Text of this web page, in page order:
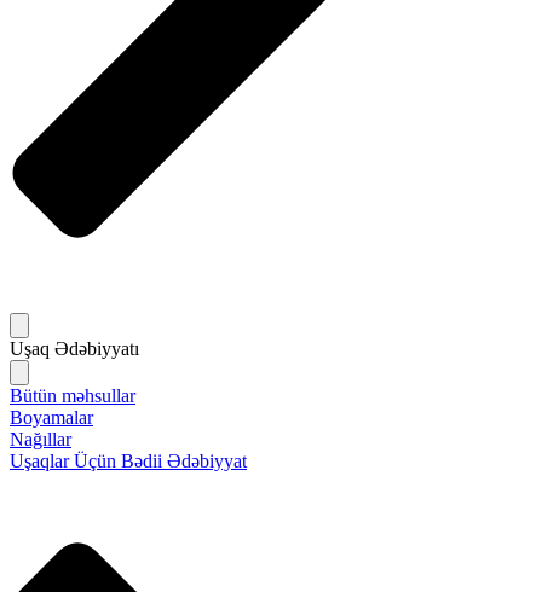
Uşaq Ədəbiyyatı
Bütün məhsullar
Boyamalar
Nağıllar
Uşaqlar Üçün Bədii Ədəbiyyat